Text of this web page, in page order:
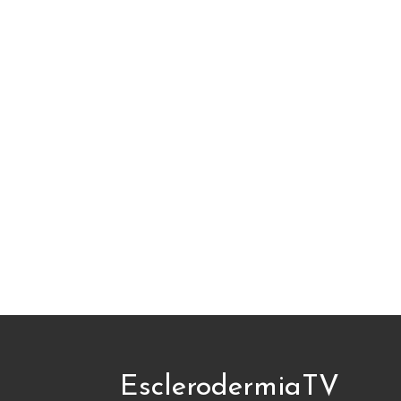
EsclerodermiaTV